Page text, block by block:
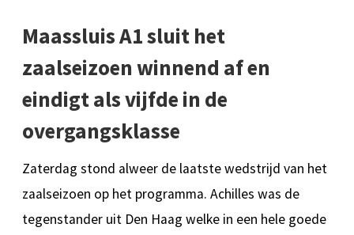
Maassluis A1 sluit het
zaalseizoen winnend af en
eindigt als vijfde in de
overgangsklasse
Zaterdag stond alweer de laatste wedstrijd van het
zaalseizoen op het programma. Achilles was de
tegenstander uit Den Haag welke in een hele goede